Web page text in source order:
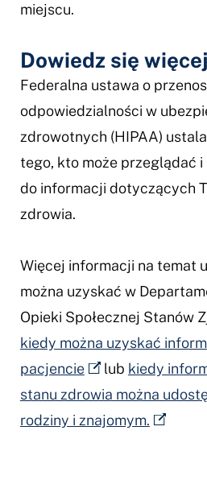
miejscu.
Dowiedz się więcej
Federalna ustawa o
odpowiedzialności w
zdrowotnych (HIPAA)
tego, kto może przeglądać
do informacji dotyczących
zdrowia.
Więcej informacji na temat
można uzyskać w
Opieki Społecznej Stanów
kiedy można uzyskać
pacjencie
lub kiedy
stanu zdrowia można
rodziny i znajomym.